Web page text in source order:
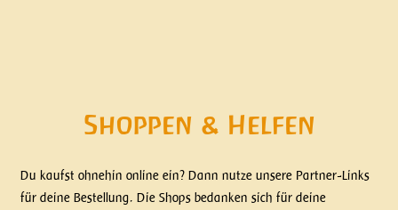
Shoppen & Helfen
Du kaufst ohnehin online ein? Dann nutze unsere Partner-Links
für deine Bestellung. Die Shops bedanken sich für deine